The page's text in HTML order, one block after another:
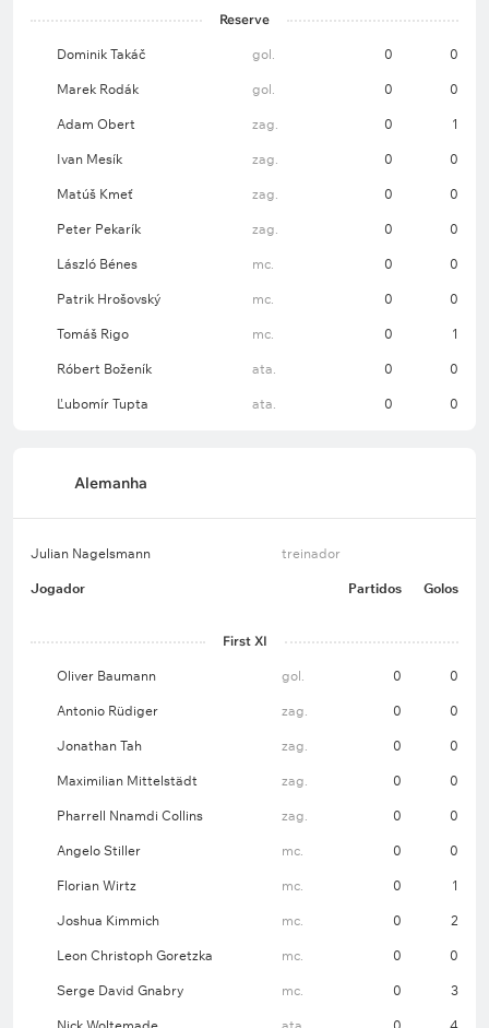
Reserve
Dominik Takáč gol. 0 0
Marek Rodák gol. 0 0
Adam Obert zag. 0 1
Ivan Mesík zag. 0 0
Matúš Kmeť zag. 0 0
Peter Pekarík zag. 0 0
László Bénes mc. 0 0
Patrik Hrošovský mc. 0 0
Tomáš Rigo mc. 0 1
Róbert Boženík ata. 0 0
Ľubomír Tupta ata. 0 0
Alemanha
Julian Nagelsmann treinador
Jogador Partidos Golos
First XI
Oliver Baumann gol. 0 0
Antonio Rüdiger zag. 0 0
Jonathan Tah zag. 0 0
Maximilian Mittelstädt zag. 0 0
Pharrell Nnamdi Collins zag. 0 0
Angelo Stiller mc. 0 0
Florian Wirtz mc. 0 1
Joshua Kimmich mc. 0 2
Leon Christoph Goretzka mc. 0 0
Serge David Gnabry mc. 0 3